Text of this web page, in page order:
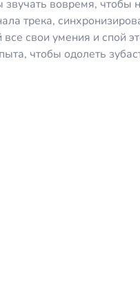
вовремя, чтобы
трека,
свои умения и спой
чтобы одолеть